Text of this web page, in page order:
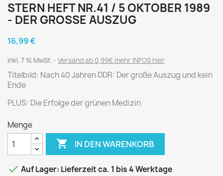
STERN HEFT NR.41 / 5 OKTOBER 1989
- DER GROSSE AUSZUG
16,99 €
inkl. 7 % MwSt. Versand ab 0,99€ mehr INFOS hier
Titelbild: Nach 40 Jahren DDR: Der große Auszug und kein
Ende
PLUS: Die Erfolge der grünen Medizin
Menge
 IN DEN WARENKORB
 Auf Lager: Lieferzeit ca. 1 bis 4 Werktage